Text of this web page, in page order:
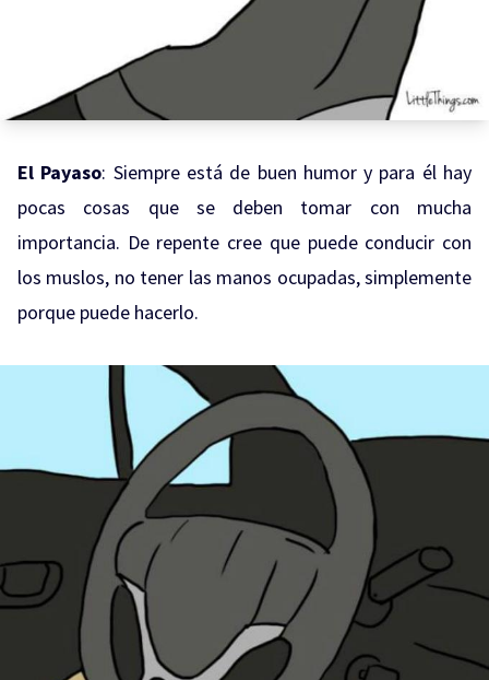
El Payaso: Siempre está de buen humor y para él hay
pocas cosas que se deben tomar con mucha
importancia. De repente cree que puede conducir con
los muslos, no tener las manos ocupadas, simplemente
porque puede hacerlo.